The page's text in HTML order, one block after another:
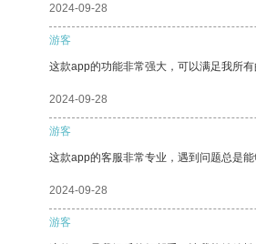
2024-09-28
游客
这款app的功能非常强大，可以满足我所
2024-09-28
游客
这款app的客服非常专业，遇到问题总是能
2024-09-28
游客